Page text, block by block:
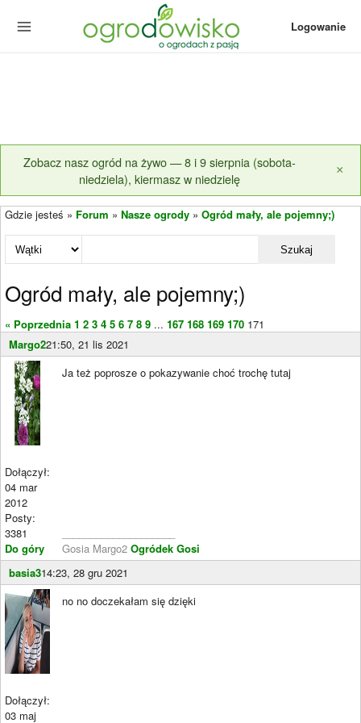
Logowanie
Zobacz nasz ogród na żywo — 8 i 9 sierpnia (sobota-
niedziela), kiermasz w niedzielę
×
Gdzie jesteś » Forum » Nasze ogrody » Ogród mały, ale pojemny;)
Szukaj
Ogród mały, ale pojemny;)
« Poprzednia 1 2 3 4 5 6 7 8 9 ... 167 168 169 170 171
Margo221:50, 21 lis 2021
Dołączył:
04 mar
2012
Posty:
3381
Do góry
Ja też poprosze o pokazywanie choć trochę tutaj
Gosia Margo2 Ogródek Gosi
basia314:23, 28 gru 2021
Dołączył:
03 maj
no no doczekałam się dzięki